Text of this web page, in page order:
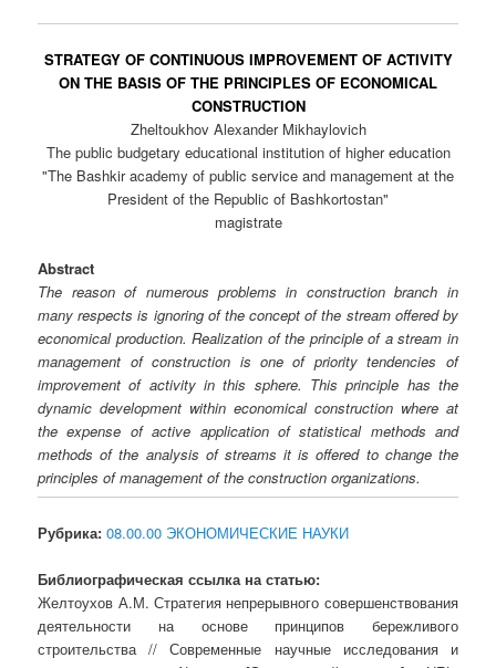
STRATEGY OF CONTINUOUS IMPROVEMENT OF ACTIVITY
ON THE BASIS OF THE PRINCIPLES OF ECONOMICAL
CONSTRUCTION
Zheltoukhov Alexander Mikhaylovich
The public budgetary educational institution of higher education
"The Bashkir academy of public service and management at the
President of the Republic of Bashkortostan"
magistrate
Abstract
The reason of numerous problems in construction branch in
many respects is ignoring of the concept of the stream offered by
economical production. Realization of the principle of a stream in
management of construction is one of priority tendencies of
improvement of activity in this sphere. This principle has the
dynamic development within economical construction where at
the expense of active application of statistical methods and
methods of the analysis of streams it is offered to change the
principles of management of the construction organizations.
Рубрика: 08.00.00 ЭКОНОМИЧЕСКИЕ НАУКИ
Библиографическая ссылка на статью:
Желтоухов А.М. Стратегия непрерывного совершенствования
деятельности на основе принципов бережливого
строительства // Современные научные исследования и